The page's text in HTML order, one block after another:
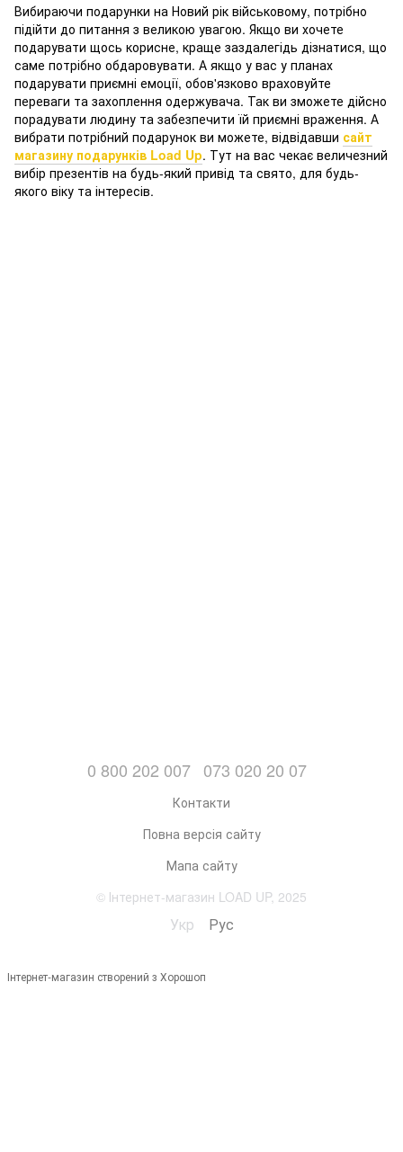
Вибираючи подарунки на Новий рік військовому, потрібно
підійти до питання з великою увагою. Якщо ви хочете
подарувати щось корисне, краще заздалегідь дізнатися, що
саме потрібно обдаровувати. А якщо у вас у планах
подарувати приємні емоції, обов'язково враховуйте
переваги та захоплення одержувача. Так ви зможете дійсно
порадувати людину та забезпечити їй приємні враження. А
вибрати потрібний подарунок ви можете, відвідавши сайт
магазину подарунків Load Up. Тут на вас чекає величезний
вибір презентів на будь-який привід та свято, для будь-
якого віку та інтересів.
0 800 202 007 073 020 20 07
Контакти
Повна версія сайту
Мапа сайту
© Інтернет-магазин LOAD UP, 2025
Укр Рус
Інтернет-магазин створений з Хорошоп